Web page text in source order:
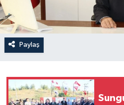
Paylaş
TEKNOLOJİ